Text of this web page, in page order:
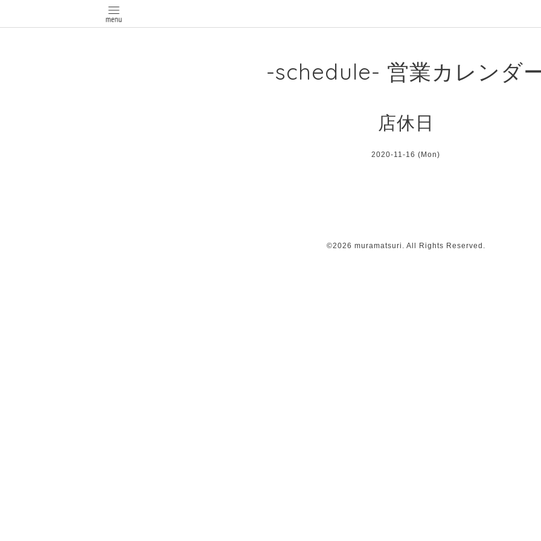
-schedule- 営業カレンダ
店休日
2020-11-16 (Mon)
©2026 muramatsuri . All Rights Reserved.